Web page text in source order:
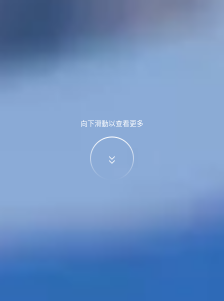
向下滑動以查看更多